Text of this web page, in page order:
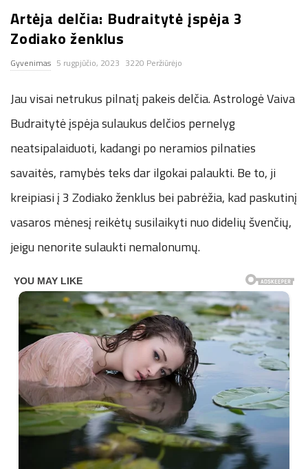
n
.
n
e
t
Artėja delčia: Budraitytė įspėja 3
Zodiako ženklus
Gyvenimas 5 rugpjūčio, 2023 3220 Peržiūrėjo
Jau visai netrukus pilnatį pakeis delčia. Astrologė Vaiva
Budraitytė įspėja sulaukus delčios pernelyg
neatsipalaiduoti, kadangi po neramios pilnaties
savaitės, ramybės teks dar ilgokai palaukti. Be to, ji
kreipiasi į 3 Zodiako ženklus bei pabrėžia, kad paskutinį
vasaros mėnesį reikėtų susilaikyti nuo didelių švenčių,
jeigu nenorite sulaukti nemalonumų.